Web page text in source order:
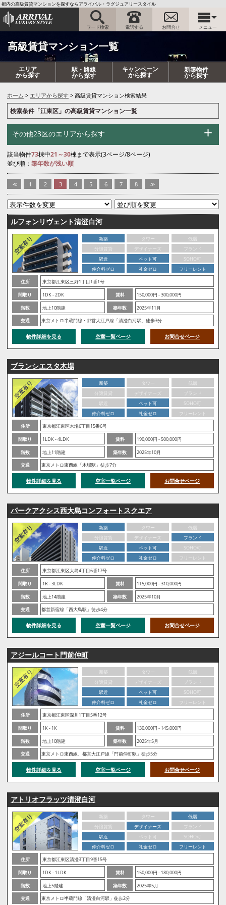
都内の高級賃貸マンションを探すならアライバル・ラグジュアリースタイル
ワード検索 電話する お問合せ メニュー
高級賃貸マンション一覧
エリア
から探す
駅・路線
から探す
キャンペーン
から探す
新築物件
から探す
ホーム エリアから探す 高級賃貸マンション検索結果
検索条件「江東区」の高級賃貸マンション一覧
その他23区のエリアから探す
該当物件73棟中21～30棟まで表示(3ページ/8ページ)
並び順： 築年数が浅い順
<< 1 2 3 4 5 6 7 8 >>
ルフォンリヴェント清澄白河
新築 タワー
低層
分譲賃貸
デザイナーズ
ブランド
駅近
ペット可
SOHO可
仲介料ゼロ
礼金ゼロ
フリーレント
住所
東京都江東区三好1丁目1番1号
間取り
1DK - 2DK 賃料
150,000円 - 300,000円
階数
地上10階建 築年数
2025年11月
交通
東京メトロ半蔵門線・都営大江戸線「清澄白河駅」徒歩3分
物件詳細を見る 空室一覧ページ お問合せページ
ブランシエスタ木場
新築 タワー
低層
分譲賃貸
デザイナーズ
ブランド
駅近
ペット可
SOHO可
仲介料ゼロ
礼金ゼロ
フリーレント
住所
東京都江東区木場6丁目15番6号
間取り
1LDK - 4LDK 賃料
190,000円 - 500,000円
階数
地上11階建 築年数
2025年10月
交通
東京メトロ東西線「木場駅」徒歩7分
物件詳細を見る 空室一覧ページ お問合せページ
パークアクシス西大島コンフォートスクエア
新築 タワー
低層
分譲賃貸
デザイナーズ
ブランド
駅近
ペット可
SOHO可
仲介料ゼロ
礼金ゼロ
フリーレント
住所
東京都江東区大島4丁目6番17号
間取り
1R - 3LDK 賃料
115,000円 - 310,000円
階数
地上14階建 築年数
2025年10月
交通
都営新宿線「西大島駅」徒歩4分
物件詳細を見る 空室一覧ページ お問合せページ
アジールコート門前仲町
新築 タワー
低層
分譲賃貸
デザイナーズ
ブランド
駅近
ペット可
SOHO可
仲介料ゼロ
礼金ゼロ
フリーレント
住所
東京都江東区深川1丁目5番12号
間取り
1K - 1K 賃料
130,000円 - 145,000円
階数
地上10階建 築年数
2025年5月
交通
東京メトロ東西線、都営大江戸線「門前仲町駅」徒歩5分
物件詳細を見る 空室一覧ページ お問合せページ
アトリオフラッツ清澄白河
新築 タワー
低層
分譲賃貸
デザイナーズ
ブランド
駅近
ペット可
SOHO可
仲介料ゼロ
礼金ゼロ
フリーレント
住所
東京都江東区清澄3丁目9番15号
間取り
1DK - 1LDK 賃料
150,000円 - 180,000円
階数
地上5階建 築年数
2025年5月
交通
東京メトロ半蔵門線「清澄白河駅」徒歩2分